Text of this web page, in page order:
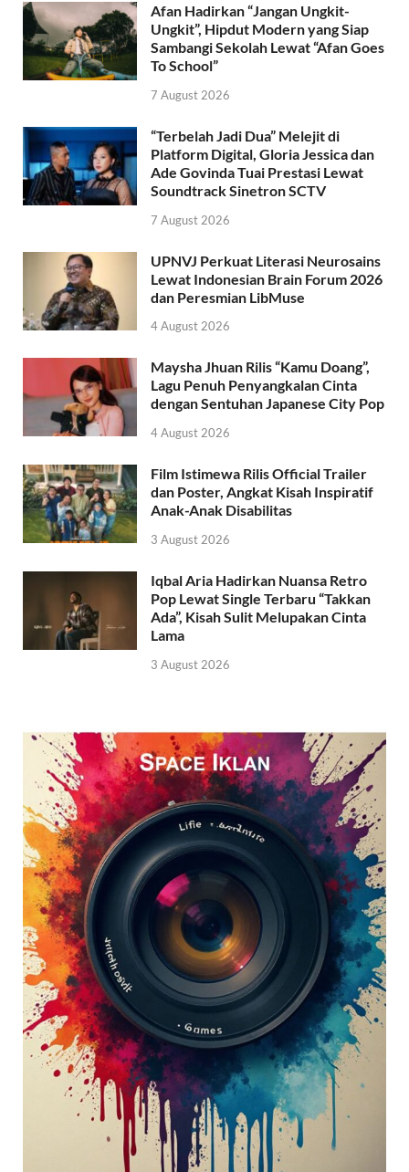
Afan Hadirkan “Jangan Ungkit-
Ungkit”, Hipdut Modern yang Siap
Sambangi Sekolah Lewat “Afan Goes
To School”
7 August 2026
“Terbelah Jadi Dua” Melejit di
Platform Digital, Gloria Jessica dan
Ade Govinda Tuai Prestasi Lewat
Soundtrack Sinetron SCTV
7 August 2026
UPNVJ Perkuat Literasi Neurosains
Lewat Indonesian Brain Forum 2026
dan Peresmian LibMuse
4 August 2026
Maysha Jhuan Rilis “Kamu Doang”,
Lagu Penuh Penyangkalan Cinta
dengan Sentuhan Japanese City Pop
4 August 2026
Film Istimewa Rilis Official Trailer
dan Poster, Angkat Kisah Inspiratif
Anak-Anak Disabilitas
3 August 2026
Iqbal Aria Hadirkan Nuansa Retro
Pop Lewat Single Terbaru “Takkan
Ada”, Kisah Sulit Melupakan Cinta
Lama
3 August 2026